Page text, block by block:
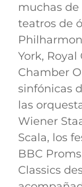
muchas de
teatros de
York,
Chamber
sinfónicas
las
Wiener
Scala, los
BBC
Classics